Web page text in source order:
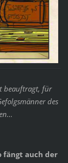
beauftragt, für
des
fängt auch der